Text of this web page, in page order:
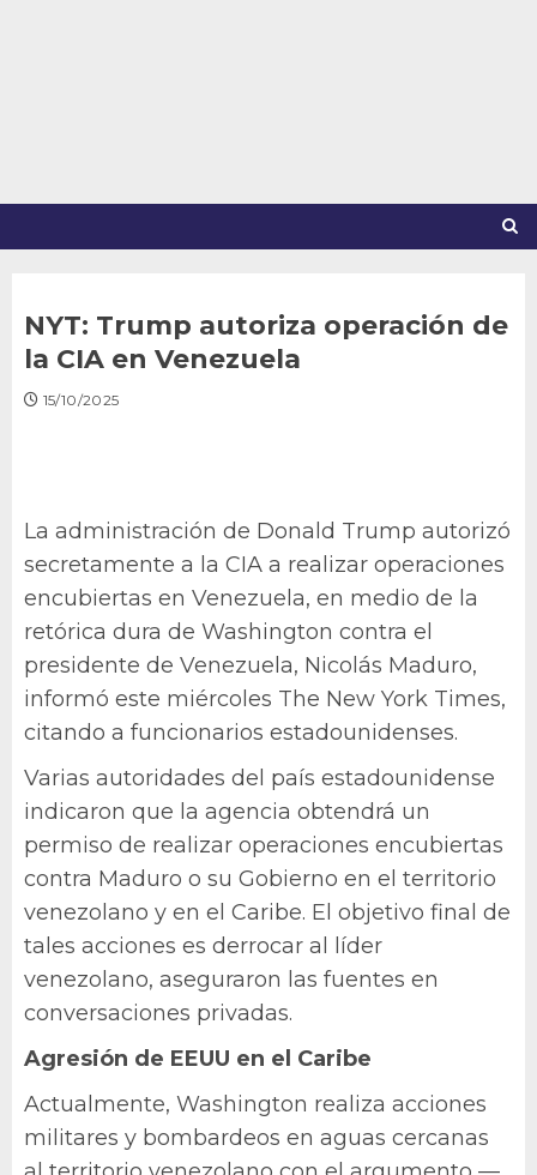
NYT: Trump autoriza operación de
la CIA en Venezuela
15/10/2025
La administración de Donald Trump autorizó
secretamente a la CIA a realizar operaciones
encubiertas en Venezuela, en medio de la
retórica dura de Washington contra el
presidente de Venezuela, Nicolás Maduro,
informó este miércoles The New York Times,
citando a funcionarios estadounidenses.
Varias autoridades del país estadounidense
indicaron que la agencia obtendrá un
permiso de realizar operaciones encubiertas
contra Maduro o su Gobierno en el territorio
venezolano y en el Caribe. El objetivo final de
tales acciones es derrocar al líder
venezolano, aseguraron las fuentes en
conversaciones privadas.
Agresión de EEUU en el Caribe
Actualmente, Washington realiza acciones
militares y bombardeos en aguas cercanas